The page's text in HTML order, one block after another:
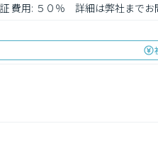
費用: ５０％　詳細は弊社までお